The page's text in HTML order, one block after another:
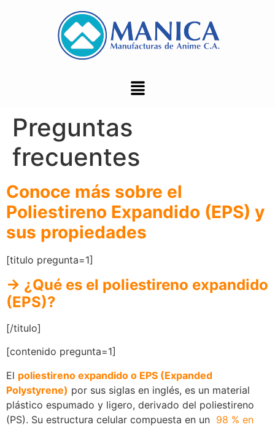
Preguntas
frecuentes
Conoce más sobre el
Poliestireno Expandido (EPS) y
sus propiedades
[titulo pregunta=1]
→ ¿Qué es el poliestireno expandido
(EPS)?
[/titulo]
[contenido pregunta=1]
El poliestireno expandido o EPS (Expanded
Polystyrene) por sus siglas en inglés, es un material
plástico espumado y ligero, derivado del poliestireno
(PS). Su estructura celular compuesta en un 98 % en